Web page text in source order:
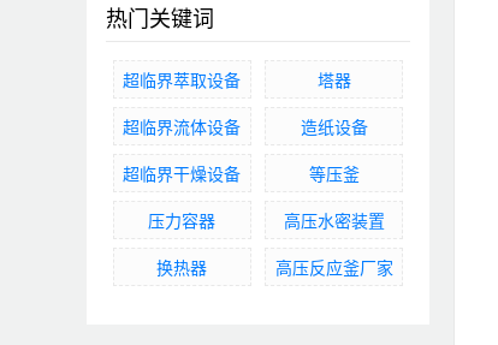
热门关键词
超临界萃取设备
塔器
超临界流体设备
造纸设备
超临界干燥设备
等压釜
压力容器
高压水密装置
换热器
高压反应釜厂家